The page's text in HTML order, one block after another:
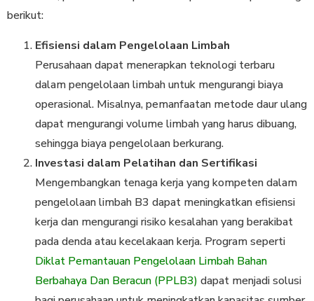
berikut:
Efisiensi dalam Pengelolaan Limbah
Perusahaan dapat menerapkan teknologi terbaru
dalam pengelolaan limbah untuk mengurangi biaya
operasional. Misalnya, pemanfaatan metode daur ulang
dapat mengurangi volume limbah yang harus dibuang,
sehingga biaya pengelolaan berkurang.
Investasi dalam Pelatihan dan Sertifikasi
Mengembangkan tenaga kerja yang kompeten dalam
pengelolaan limbah B3 dapat meningkatkan efisiensi
kerja dan mengurangi risiko kesalahan yang berakibat
pada denda atau kecelakaan kerja. Program seperti
Diklat Pemantauan Pengelolaan Limbah Bahan
Berbahaya Dan Beracun (PPLB3) dapat menjadi solusi